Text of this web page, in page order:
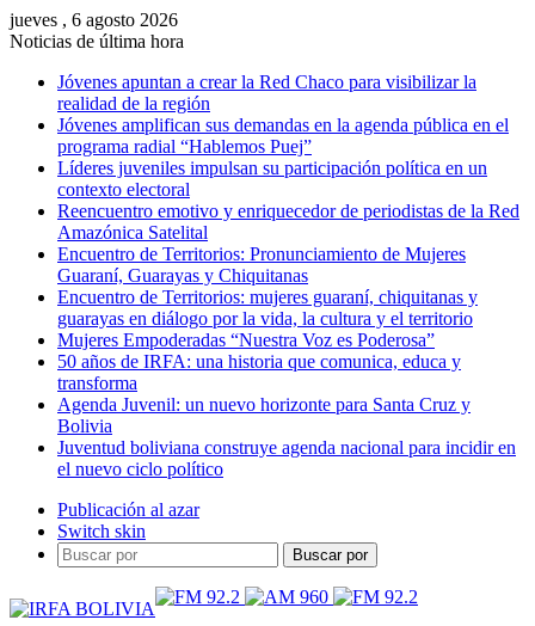
jueves , 6 agosto 2026
Noticias de última hora
Jóvenes apuntan a crear la Red Chaco para visibilizar la
realidad de la región
Jóvenes amplifican sus demandas en la agenda pública en el
programa radial “Hablemos Puej”
Líderes juveniles impulsan su participación política en un
contexto electoral
Reencuentro emotivo y enriquecedor de periodistas de la Red
Amazónica Satelital
Encuentro de Territorios: Pronunciamiento de Mujeres
Guaraní, Guarayas y Chiquitanas
Encuentro de Territorios: mujeres guaraní, chiquitanas y
guarayas en diálogo por la vida, la cultura y el territorio
Mujeres Empoderadas “Nuestra Voz es Poderosa”
50 años de IRFA: una historia que comunica, educa y
transforma
Agenda Juvenil: un nuevo horizonte para Santa Cruz y
Bolivia
Juventud boliviana construye agenda nacional para incidir en
el nuevo ciclo político
Publicación al azar
Switch skin
Buscar por